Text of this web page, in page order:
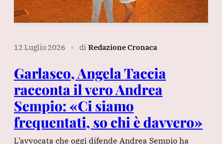
12 Luglio 2026 ∎ di Redazione Cronaca
Garlasco, Angela Taccia
racconta il vero Andrea
Sempio: «Ci siamo
frequentati, so chi è davvero»
L’avvocata che oggi difende Andrea Sempio ha